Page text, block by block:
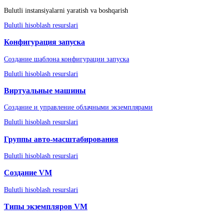
Bulutli instansiyalarni yaratish va boshqarish
Bulutli hisoblash resurslari
Конфигурация запуска
Создание шаблона конфигурации запуска
Bulutli hisoblash resurslari
Виртуальные машины
Создание и управление облачными экземплярами
Bulutli hisoblash resurslari
Группы авто-масштабирования
Bulutli hisoblash resurslari
Создание VM
Bulutli hisoblash resurslari
Типы экземпляров VM